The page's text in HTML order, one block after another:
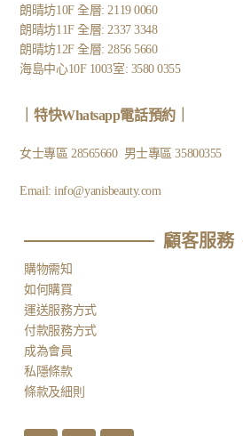
朗晴坊10F 全層: 2119 0060
朗晴坊11F 全層: 2337 3348
朗晴坊12F 全層: 2856 5660
海島中心10F 1003室: 3580 0355
特快Whatsapp電話預約｜
女士專區28565660 男士專區35800355
Email:info@yanisbeauty.com
顧客服務​
購物需知
如何購買
運送服務方式
付款服務方式
成為會員
私隱條款
條款及細則